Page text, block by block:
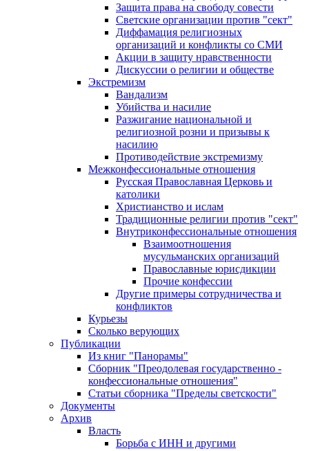
Защита права на свободу совести
Светские организации против "сект"
Диффамация религиозных
организаций и конфликты со СМИ
Акции в защиту нравственности
Дискуссии о религии и обществе
Экстремизм
Вандализм
Убийства и насилие
Разжигание национальной и
религиозной розни и призывы к
насилию
Противодействие экстремизму
Межконфессиональные отношения
Русская Православная Церковь и
католики
Христианство и ислам
Традиционные религии против "сект"
Внутриконфессиональные отношения
Взаимоотношения
мусульманских организаций
Православные юрисдикции
Прочие конфессии
Другие примеры сотрудничества и
конфликтов
Курьезы
Сколько верующих
Публикации
Из книг "Панорамы"
Сборник "Преодолевая государственно -
конфессиональные отношения"
Статьи сборника "Пределы светскости"
Документы
Архив
Власть
Борьба с ИНН и другими